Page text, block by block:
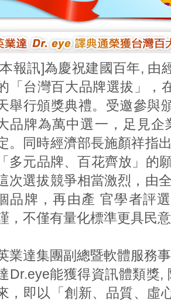
報訊]為慶祝建國百年, 由
「台灣百大品牌選拔」，
舉行頒獎典禮。受邀參與
品牌為萬中選一，足見
。同時經濟部長施顏祥指
「多元品牌、百花齊放」的
次選拔競爭相當激烈，由
品牌，再由產 官學者評
，不僅有量化標準更具民
業達集團副總暨軟體服務
Dr.eye能獲得資訊體類獎,
，即以「創新、品質、虛